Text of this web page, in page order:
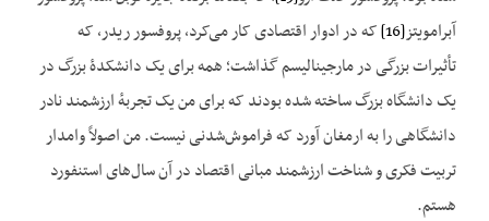
آبرامویتز[16]
که در ادوار اقتصادی کار می‌کرد، پروفسور ریدر، که
تأثیرات بزرگی در مارجینالیسم گذاشت؛ همه برای یک دانشکدهٔ بزرگ در
یک دانشگاه بزرگ ساخته شده بودند که برای من یک تجربهٔ ارزشمند نادر
دانشگاهی را به ارمغان آورد که فراموش‌شدنی نیست. من اصولاً وامدار
تربیت فکری و شناخت ارزشمند مبانی اقتصاد در آن‌ سال‌های استنفورد
هستم.